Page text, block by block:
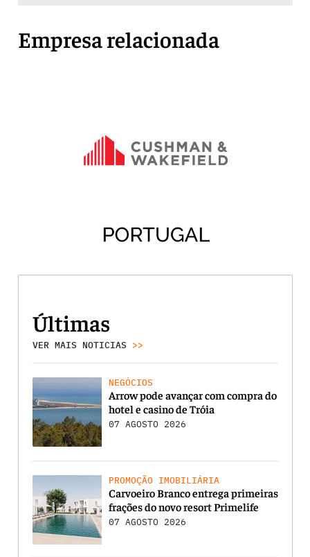
Empresa relacionada
Últimas
VER MAIS NOTICIAS >>
NEGÓCIOS
Arrow pode avançar com compra do
hotel e casino de Tróia
07 AGOSTO 2026
PROMOÇÃO IMOBILIÁRIA
Carvoeiro Branco entrega primeiras
frações do novo resort Primelife
07 AGOSTO 2026